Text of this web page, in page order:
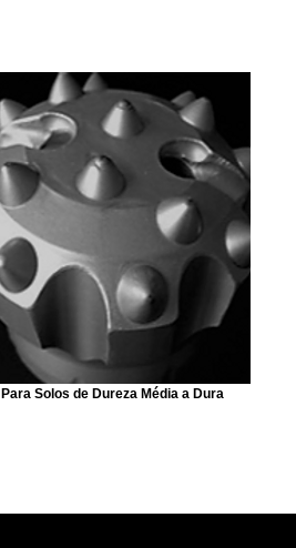
Para Solos de Dureza Média a Dura